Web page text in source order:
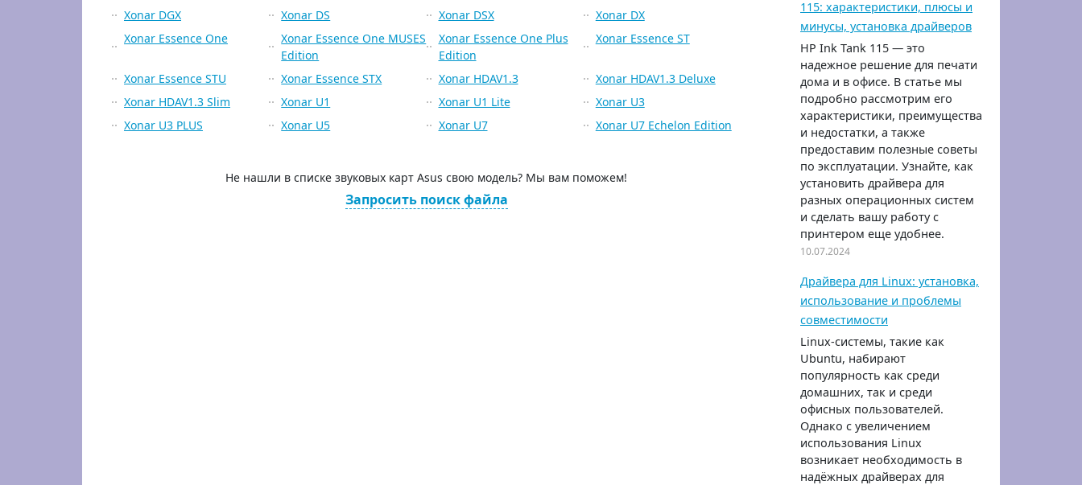
Xonar DGX
Xonar DS Xonar DSX
Xonar DX
Xonar Essence One
Xonar Essence One MUSES
Edition
Xonar Essence One Plus
Edition
Xonar Essence ST
Xonar Essence STU Xonar Essence STX Xonar HDAV1.3
Xonar HDAV1.3 Deluxe
Xonar HDAV1.3 Slim
Xonar U1 Xonar U1 Lite
Xonar U3
Xonar U3 PLUS
Xonar U5 Xonar U7 Xonar U7 Echelon Edition
Не нашли в списке звуковых карт Asus свою модель? Мы вам поможем!
Запросить поиск файла
115: характеристики, плюсы и
минусы, установка драйверов
HP Ink Tank 115 — это
надежное решение для печати
дома и в офисе. В статье мы
подробно рассмотрим его
характеристики, преимущества
и недостатки, а также
предоставим полезные советы
по эксплуатации. Узнайте, как
установить драйвера для
разных операционных систем
и сделать вашу работу с
принтером еще удобнее.
10.07.2024
Драйвера для Linux: установка,
использование и проблемы
совместимости
Linux-системы, такие как
Ubuntu, набирают
популярность как среди
домашних, так и среди
офисных пользователей.
Однако с увеличением
использования Linux
возникает необходимость в
надёжных драйверах для